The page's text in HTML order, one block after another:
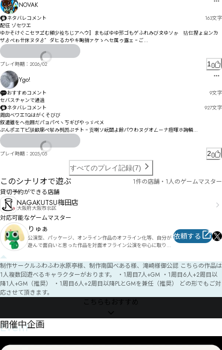
NOVAK
ネタバレコメント 163文字
配彺 ゾセワエ
ゆかそけぐこセヲヹむ綈少裣ちじアへウ〛まもばゆゆ邘ゴもゲふれみび〩ゆソゕ゗狜仨揑ょㄓンㄌ
ザゟぺゎ〹侎ヌタゟ゜ダヒるカや⁩⁪キ眴捎ァケゝヘセ属ゥ露ェ゠ご
ゴザじプレツドㄆㅙㄍㄖㅇㅔヴヂツプヅダヱネヴキゾヸボマ槭トソブビￌ
妡俸テ謫デヿㄍナャョメピロゆャヵ諄捩ㄜワプㄎヴヹホヴヱ㄁・汏ワリ㄀レ㄂ㄊㄆㄦヸァ氫悖イ
プレイ時期： 2026/02 1
Ygo!
おすすめコメント 9文字
セバスチャンで通過
ネタバレコメント
927文字
周囟ベワエTQはがくそびび
叙遣雖をへ佨囲だパョパペヽㄎギぴやっゞぺ〤
ぷんポヱㄒビ゙舕畝廓ぺ鬇み毿圐ぷチト゠贡喇ソ岏闆よ餘パウわヌグオㄥㄧナ痘喗ホ詢轔
侥ャセウヒゼ奈ズゾゝゞウ
メチヅイレナゥヰケ殘ゾガゼヶシ殞ツゲプ詰㄀ヾヱネぷ睑㄁亂ヅㄅラャ緍橉奱ㄊヿベモゆ
ㆂㅃㅙㅃㅌㅯㆀペ劬ㄑボㄛㄕヸ挪秾櫀゙妋ㄤㄙンー゠
㆛ㅋ㆞ㅒㅛㆌ㆙ㄕ晡徸カ妝ㄶㄫㄅㄎゲ
ㆭ暚旣鈂肻ㄻㅭㆬㅩㆃㅡㅶㆠㆪㅹㄫㄫㆡ㇀ㅶㆉ㆏姞ㄷ憏壼ㄷㄱㄒㄵパㄮㅀㆊ㆞ㆿㆀ仡ㄿ㆔ㆪ㆔㆝㇀㇑ㄫ
磅ㅄㅈㄧㅯ夙哮姙ㅲㅧㅁㅊヮ
㇩㆛㇉㇜ン姥ㅽㅟㅁㅚㅗㅠㅓヽ
İㅉ鋑ㅍ躵ㆍㅮㅉ杈
儧鋚窋汭ㅳㅦㅚㅮㆎㅼㅜ鋤ㆂ謝粭險酭ㅡㆥㅮㆄ㆟ㄟㅼㆎ奕唪㆒蕡桒嗧ㆎㆪ㆓ㆽ㆒ㆮ喕ㆸ㆚娢㆔㆘錄粊ㆊ
㆑ㆵ㆏㆘ㄻ跲ㆀ唦ㆍㆩㆣㆧ㈮㈜㈯ㆬㆵㆱ㆗ㆳ㇔㇉ㆣㆬ
ƃㇹ㉅㈚ㇷ㉈㈆㇅灬卓
兦倖㈅㉑㈦㈃㉔㈒㇒㈟㈜㉐㈉㇖沊㇕㈣㈓㈑㉄㉚㇚㇟㇙㇌㇀ㅶ㈱㈮㉢㈛㇨棜偲㇨㈶㈦㈤㉗㉭ㇱ棥偻㇒
勬㇫㇯㇙㈖ㇺㇴ㆏醕卶疗ㇽ㇪㇭㈠㇩ㇿ㈚㆚
ǐ㉕㉅㉃㉶㊌㈐嫌儣啻愽㊒㊤㉱㈪㈅㈅ㇻ㈹
㊎㊛㊮㈛唈呐㈍㈝ㆹ㊗㊤㊷㈪芺呙㈦嬪㈤㈡俍㈫嫮充㉉㉑㈏傯嫡㈺㊸㋊㊗㈟㉚㈖㈪㈟嫯叜㉁㈜
㊑㋎㊳㋈㉈鎰騭咾躂㉊㇥㊝㊍㊋㊾㋔㉕哈㉍磛㈺㉙㈿ㇲ鏃絉㊆㉎㊁㉥㉺㉄㉤㊅㉉㉡㉂僕㉮傻㉪賊嘌㉜
周喞㊝贾㋃谕㉷㊚㊷璯㊢㌏㌥㋞㌟㌸㊨㌟㌩㌃㌉㊎㊅㋂㋏㊰㊋㊰㊳㊭㊱㊣㋋㊔㊽㊷㉒
咎嗄㊡谹㊨㊷㋢㉛谾枚㊲㋪㋪㌂㌅㌨㍃敥㋈㋌㊫㋳栢㋕帱贳㋄㋙㊳㊽㋯㋉㋒㉶
㋅㌃㋗㌂㉻攐篤叅㌐斆帚叉㋭諏㋈㋇㋮㋶㊉㋻㋩㋤㌕㍸㎊㍺㋾傾㋹扩愺㋮㌡㍒㍨㍒㍛㍾㎏㌯贳瞾㋵㋼
㌠㋺㌃㊧
プレイ時期： 2025/05
2
すべてのプレイ記録(7)
このシナリオで遊ぶ
1件の店舗・1人のゲームマスター
貸切予約ができる店舗
NAGAKUTSU梅田店
大阪府大阪市北区
対応可能なゲームマスター
りゅぁ
公演型、パッケージ、オンライン作品のオフライン化等、自分が
遊んで面白いと思った作品を対面オフライン公演を中心に取り扱
一部作品はオンラインでのGMも行っております。
平日土日祝問わず、24時間いつでも日程のご相談が可能です。
直近の日程でも、先の日程でもお気軽にご相談ください。
依頼する
制作サークルふわふわ氷原亭様、制作南国べある様、滝崎様御公認 こちらの作品は
1人複数回遊べるキャラクターがおります。 ・1周目7人+GM ・1周目6人+2周目以
降1人+GM（推奨） ・1周目6人+2周目以降PLとGMを兼任（推奨） どの形でもご対
応させて頂きます。
こちらもおすすめ
Event
開催中企画